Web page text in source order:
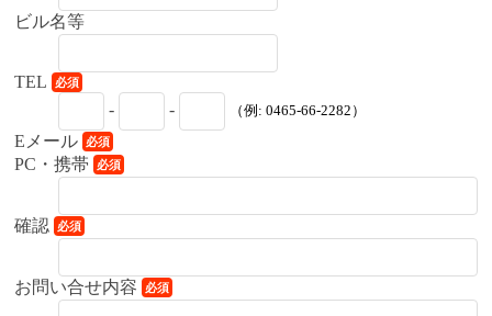
ビル名等
TEL 必須
- - （例: 0465-66-2282）
Eメール 必須
PC・携帯 必須
確認 必須
お問い合せ内容 必須